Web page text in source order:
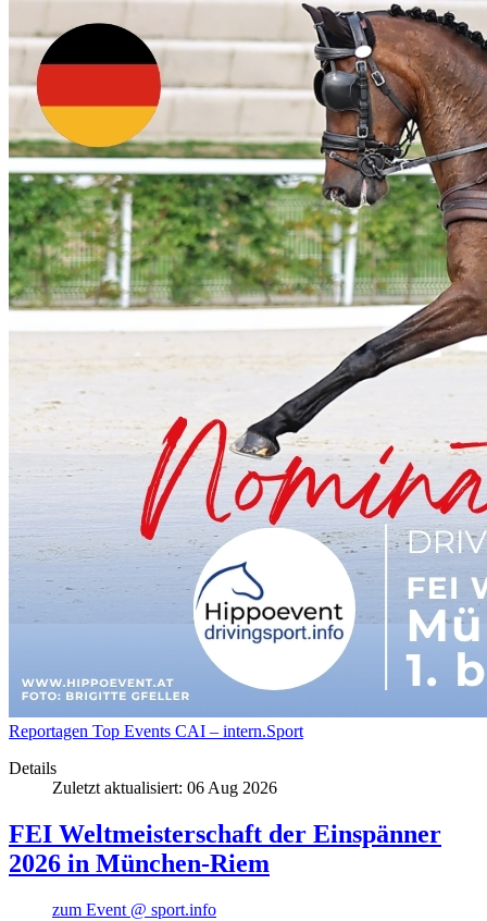
Reportagen Top Events CAI – intern.Sport
Details
Zuletzt aktualisiert: 06 Aug 2026
FEI Weltmeisterschaft der Einspänner
2026 in München-Riem
zum Event @ sport.info